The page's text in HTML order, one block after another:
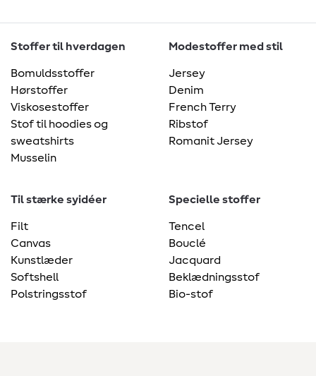
Stoffer til hverdagen
Bomuldsstoffer
Hørstoffer
Viskosestoffer
Stof til hoodies og
sweatshirts
Musselin
Modestoffer med stil
Jersey
Denim
French Terry
Ribstof
Romanit Jersey
Til stærke syidéer
Filt
Canvas
Kunstlæder
Softshell
Polstringsstof
Specielle stoffer
Tencel
Bouclé
Jacquard
Beklædningsstof
Bio-stof